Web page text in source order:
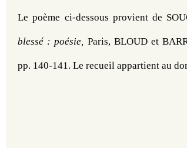
Le poème ci-dessous provient de
blessé : poésie,
pp. 140-141. Le recueil appartient au